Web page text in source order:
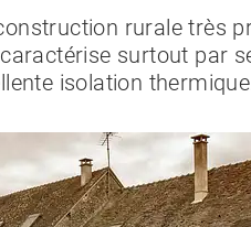
rurale très
surtout par
isolation